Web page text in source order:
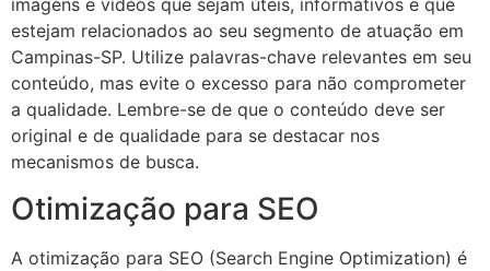
imagens e vídeos que sejam úteis, informativos e que
estejam relacionados ao seu segmento de atuação em
Campinas-SP. Utilize palavras-chave relevantes em seu
conteúdo, mas evite o excesso para não comprometer
a qualidade. Lembre-se de que o conteúdo deve ser
original e de qualidade para se destacar nos
mecanismos de busca.
Otimização para SEO
A otimização para SEO (Search Engine Optimization) é